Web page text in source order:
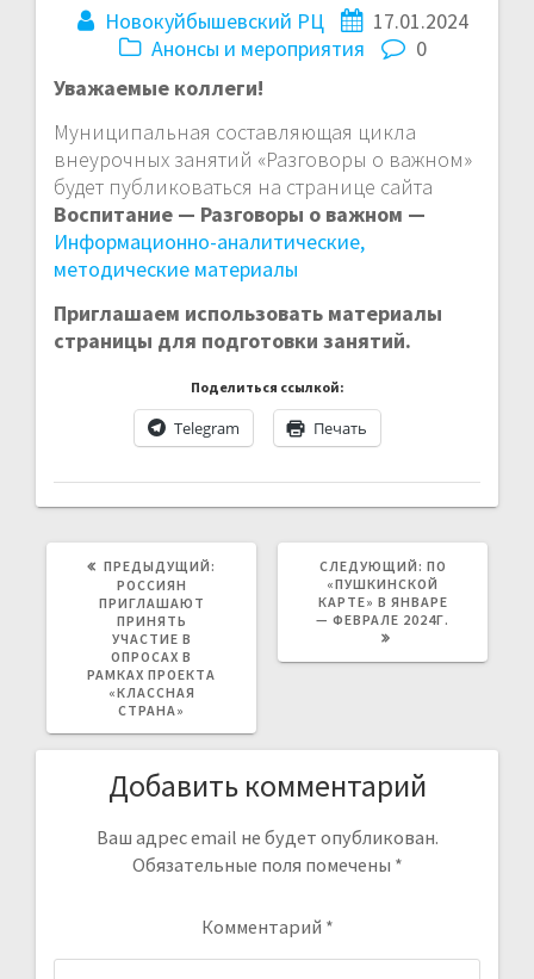
Новокуйбышевский РЦ
17.01.2024
Анонсы и мероприятия
0
Уважаемые коллеги!
Муниципальная составляющая цикла
внеурочных занятий «Разговоры о важном»
будет публиковаться на странице сайта
Воспитание — Разговоры о важном —
Информационно-аналитические,
методические материалы
Приглашаем использовать материалы
страницы для подготовки занятий.
Поделиться ссылкой:
Telegram Печать
ПРЕДЫДУЩИЙ:
РОССИЯН
ПРИГЛАШАЮТ
ПРИНЯТЬ
УЧАСТИЕ В
ОПРОСАХ В
РАМКАХ ПРОЕКТА
«КЛАССНАЯ
СТРАНА»
СЛЕДУЮЩИЙ: СЛЕДУЮЩАЯ
ЗАПИСЬ:
ПО
«ПУШКИНСКОЙ
КАРТЕ» В ЯНВАРЕ
— ФЕВРАЛЕ 2024Г.
Добавить комментарий
Ваш адрес email не будет опубликован.
Обязательные поля помечены *
Комментарий *